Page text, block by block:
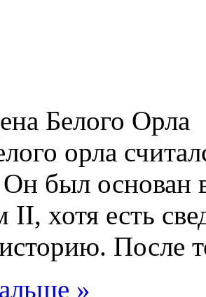
Белого Орла
орла
был основан
II, хотя есть
После
»